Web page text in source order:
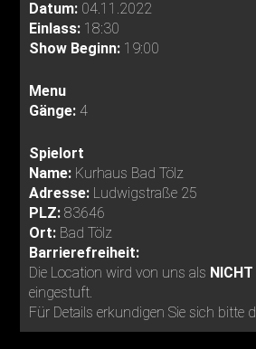
Datum: 04.11.2022
Einlass: 18:30
Show Beginn: 19:00
Menu
Gänge: 4
Spielort
Name: Kurhaus Bad Tölz
Adresse: Ludwigstraße 25
PLZ:83646
Ort: Bad Tölz
Barrierefreiheit:
Die Location wird von uns als NICHT
eingestuft.
Für Details erkundigen Sie sich bitte